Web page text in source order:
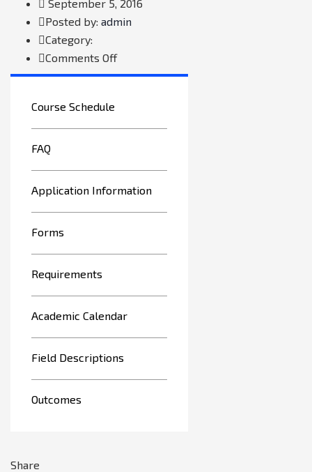
September 5, 2016
Posted by: Author
admin
Category:
Comments Offon
Custom
Course Schedule
FAQ
Application Information
Forms
Requirements
Academic Calendar
Field Descriptions
Outcomes
Share